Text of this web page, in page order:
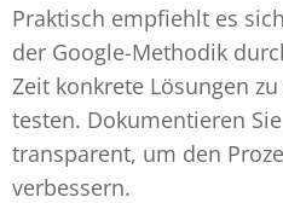
Praktisch empfiehlt es
der Google-Methodik
Zeit konkrete Lösungen
testen. Dokumentieren
transparent, um den
verbessern.